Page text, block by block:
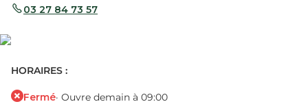
03 27 84 73 57
HORAIRES :
Fermé· Ouvre demain à 09:00